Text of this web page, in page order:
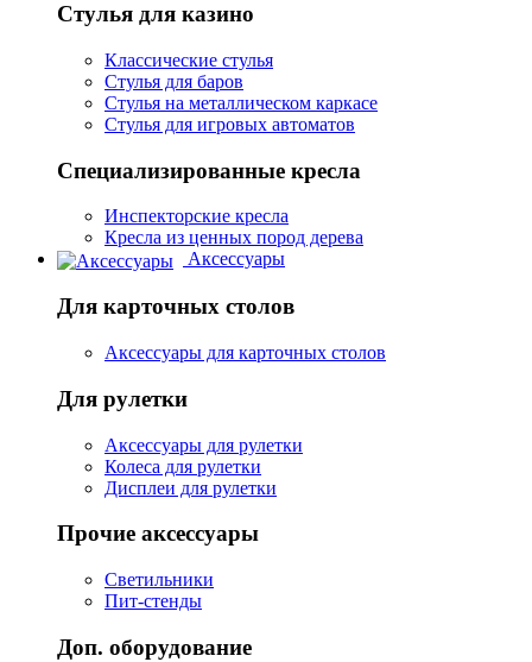
Стулья для казино
Классические стулья
Стулья для баров
Стулья на металлическом каркасе
Стулья для игровых автоматов
Специализированные кресла
Инспекторские кресла
Кресла из ценных пород дерева
Аксессуары
Для карточных столов
Аксессуары для карточных столов
Для рулетки
Аксессуары для рулетки
Колеса для рулетки
Дисплеи для рулетки
Прочие аксессуары
Светильники
Пит-стенды
Доп. оборудование